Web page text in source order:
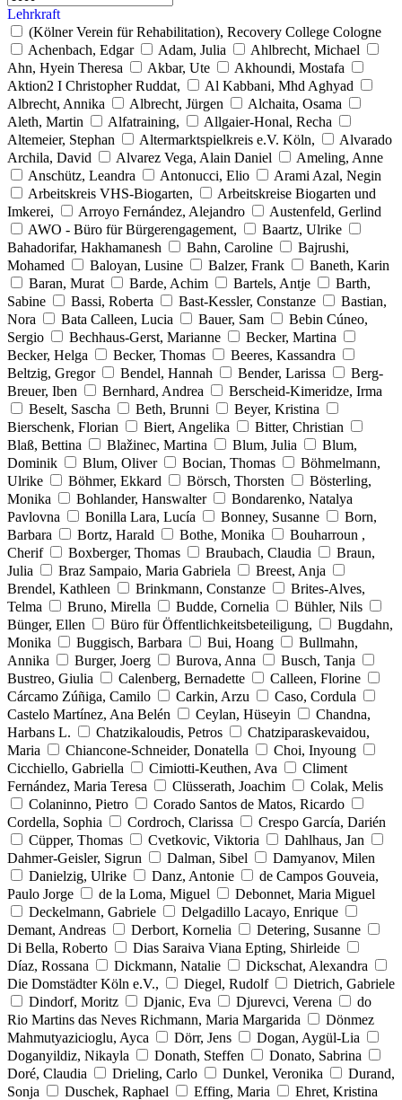
Lehrkraft
(Kölner Verein für Rehabilitation), Recovery College Cologne
Achenbach, Edgar
Adam, Julia
Ahlbrecht, Michael
Ahn, Hyein Theresa
Akbar, Ute
Akhoundi, Mostafa
Aktion2 I Christopher Ruddat,
Al Kabbani, Mhd Aghyad
Albrecht, Annika
Albrecht, Jürgen
Alchaita, Osama
Aleth, Martin
Alfatraining,
Allgaier-Honal, Recha
Altemeier, Stephan
Altermarktspielkreis e.V. Köln,
Alvarado
Archila, David
Alvarez Vega, Alain Daniel
Ameling, Anne
Anschütz, Leandra
Antonucci, Elio
Arami Azal, Negin
Arbeitskreis VHS-Biogarten,
Arbeitskreise Biogarten und
Imkerei,
Arroyo Fernández, Alejandro
Austenfeld, Gerlind
AWO - Büro für Bürgerengagement,
Baartz, Ulrike
Bahadorifar, Hakhamanesh
Bahn, Caroline
Bajrushi,
Mohamed
Baloyan, Lusine Balzer, Frank
Baneth, Karin
Baran, Murat
Barde, Achim Bartels, Antje
Barth,
Sabine
Bassi, Roberta Bast-Kessler, Constanze
Bastian,
Nora
Bata Calleen, Lucia Bauer, Sam
Bebin Cúneo,
Sergio
Bechhaus-Gerst, Marianne
Becker, Martina
Becker, Helga
Becker, Thomas
Beeres, Kassandra
Beltzig, Gregor
Bendel, Hannah Bender, Larissa
Berg-
Breuer, Iben
Bernhard, Andrea
Berscheid-Kimeridze, Irma
Beselt, Sascha
Beth, Brunni
Beyer, Kristina
Bierschenk, Florian
Biert, Angelika
Bitter, Christian
Blaß, Bettina
Blažinec, Martina Blum, Julia
Blum,
Dominik
Blum, Oliver Bocian, Thomas
Böhmelmann,
Ulrike
Böhmer, Ekkard Börsch, Thorsten
Bösterling,
Monika
Bohlander, Hanswalter
Bondarenko, Natalya
Pavlovna
Bonilla Lara, Lucía Bonney, Susanne
Born,
Barbara
Bortz, Harald Bothe, Monika
Bouharroun ,
Cherif
Boxberger, Thomas Braubach, Claudia
Braun,
Julia
Braz Sampaio, Maria Gabriela
Breest, Anja
Brendel, Kathleen
Brinkmann, Constanze
Brites-Alves,
Telma
Bruno, Mirella Budde, Cornelia
Bühler, Nils
Bünger, Ellen
Büro für Öffentlichkeitsbeteiligung,
Bugdahn,
Monika
Buggisch, Barbara Bui, Hoang
Bullmahn,
Annika
Burger, Joerg Burova, Anna
Busch, Tanja
Bustreo, Giulia
Calenberg, Bernadette
Calleen, Florine
Cárcamo Zúñiga, Camilo
Carkin, Arzu
Caso, Cordula
Castelo Martínez, Ana Belén
Ceylan, Hüseyin
Chandna,
Harbans L.
Chatzikaloudis, Petros
Chatziparaskevaidou,
Maria
Chiancone-Schneider, Donatella
Choi, Inyoung
Cicchiello, Gabriella
Cimiotti-Keuthen, Ava
Climent
Fernández, Maria Teresa
Clüsserath, Joachim
Colak, Melis
Colaninno, Pietro
Corado Santos de Matos, Ricardo
Cordella, Sophia
Cordroch, Clarissa
Crespo García, Darién
Cüpper, Thomas
Cvetkovic, Viktoria
Dahlhaus, Jan
Dahmer-Geisler, Sigrun
Dalman, Sibel
Damyanov, Milen
Danielzig, Ulrike
Danz, Antonie
de Campos Gouveia,
Paulo Jorge
de la Loma, Miguel
Debonnet, Maria Miguel
Deckelmann, Gabriele
Delgadillo Lacayo, Enrique
Demant, Andreas
Derbort, Kornelia
Detering, Susanne
Di Bella, Roberto
Dias Saraiva Viana Epting, Shirleide
Díaz, Rossana
Dickmann, Natalie
Dickschat, Alexandra
Die Domstädter Köln e.V.,
Diegel, Rudolf
Dietrich, Gabriele
Dindorf, Moritz
Djanic, Eva Djurevci, Verena
do
Rio Martins das Neves Richmann, Maria Margarida
Dönmez
Mahmutyazicioglu, Ayca
Dörr, Jens
Dogan, Aygül-Lia
Doganyildiz, Nikayla
Donath, Steffen
Donato, Sabrina
Doré, Claudia
Drieling, Carlo Dunkel, Veronika
Durand,
Sonja
Duschek, Raphael Effing, Maria
Ehret, Kristina